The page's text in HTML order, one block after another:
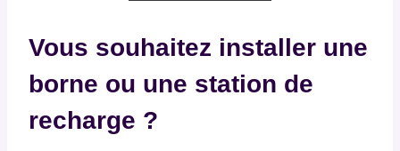
Vous souhaitez installer une
borne ou une station de
recharge ?